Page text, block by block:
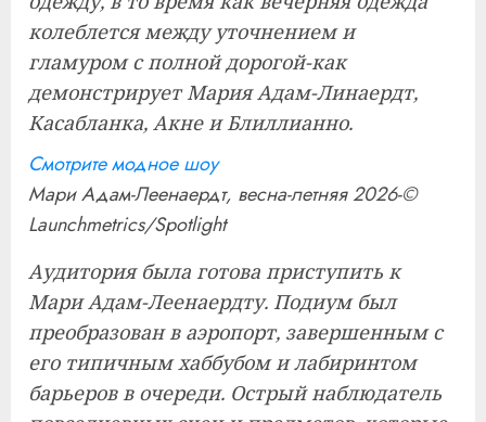
колеблется между уточнением и
гламуром с полной дорогой-как
демонстрирует Мария Адам-Линаердт,
Касабланка, Акне и Блиллианно.
Смотрите модное шоу
Мари Адам-Леенаердт, весна-летняя 2026-©
Launchmetrics/Spotlight
Аудитория была готова приступить к
Мари Адам-Леенаердту. Подиум был
преобразован в аэропорт, завершенным с
его типичным хаббубом и лабиринтом
барьеров в очереди. Острый наблюдатель